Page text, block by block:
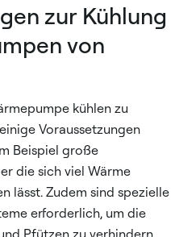
zur Kühlung
von
kühlen zu
Voraussetzungen
Beispiel große
die sich viel Wärme
lässt. Zudem sind spezielle
erforderlich, um die